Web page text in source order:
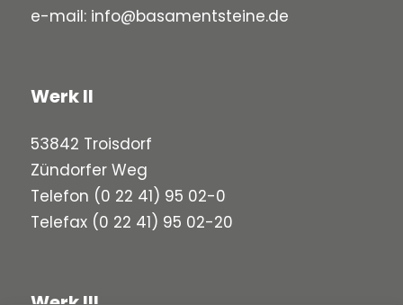
e-mail: info@basamentsteine.de
Werk II
53842 Troisdorf
Zündorfer Weg
Telefon (0 22 41) 95 02-0
Telefax (0 22 41) 95 02-20